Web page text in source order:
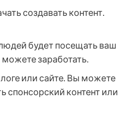
создавать контент.
будет посещать ваш
заработать.
или сайте. Вы можете
спонсорский контент или